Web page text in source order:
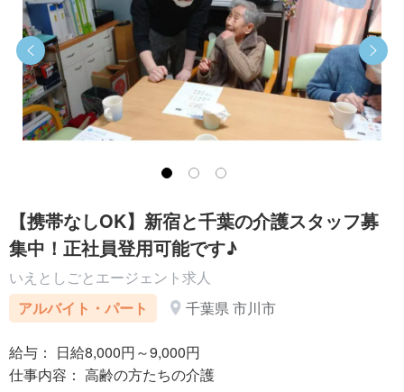
アルバイト・パート 千葉県 市川市
【携帯なしOK】新宿と千葉の介護スタッフ募
集中！正社員登用可能です♪
いえとしごとエージェント求人
給与： 日給8,000円～9,000円
仕事内容： 高齢の方たちの介護